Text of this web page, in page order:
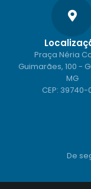
Praça Néria
Guimarães, 100 -
MG
CEP: 39740-
De